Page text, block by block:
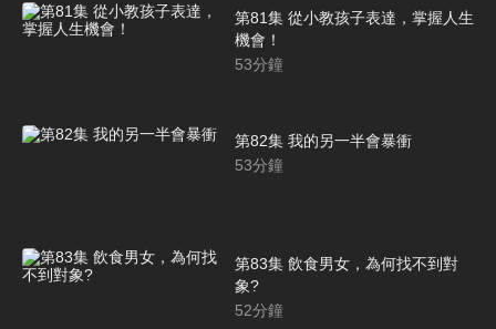
第81集 從小教孩子表達，掌握人生
機會！
53分鐘
第82集 我的另一半會暴衝
53分鐘
第83集 飲食男女，為何找不到對
象?
52分鐘